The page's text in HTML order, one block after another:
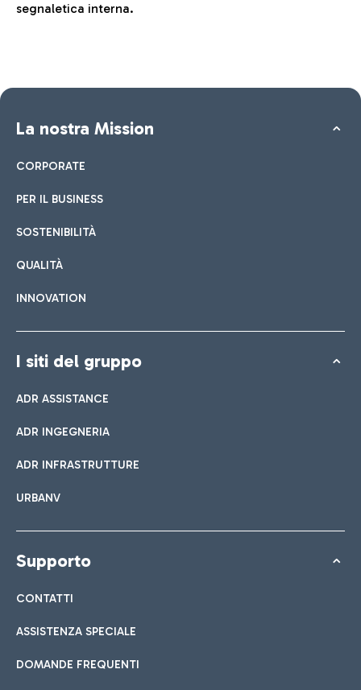
segnaletica interna.
La nostra Mission
CORPORATE
PER IL BUSINESS
SOSTENIBILITÀ
QUALITÀ
INNOVATION
I siti del gruppo
ADR ASSISTANCE
ADR INGEGNERIA
ADR INFRASTRUTTURE
URBANV
Supporto
CONTATTI
ASSISTENZA SPECIALE
DOMANDE FREQUENTI